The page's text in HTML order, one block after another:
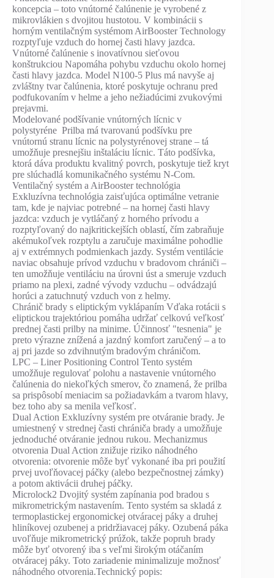
koncepcia – toto vnútorné čalúnenie je vyrobené z
mikrovlákien s dvojitou hustotou. V kombinácii s
horným ventilačným systémom AirBooster Technology
rozptyľuje vzduch do hornej časti hlavy jazdca.
Vnútorné čalúnenie s inovatívnou sieťovou
konštrukciou Napomáha pohybu vzduchu okolo hornej
časti hlavy jazdca. Model N100-5 Plus má navyše aj
zvláštny tvar čalúnenia, ktoré poskytuje ochranu pred
podfukovaním v helme a jeho nežiadúcimi zvukovými
prejavmi.
Modelované podšívanie vnútorných lícnic v
polystyréne Prilba má tvarovanú podšívku pre
vnútornú stranu lícnic na polystyrénovej strane – tá
umožňuje presnejšiu inštaláciu lícnic. Táto podšívka,
ktorá dáva produktu kvalitný povrch, poskytuje tiež kryt
pre slúchadlá komunikačného systému N-Com.
Ventilačný systém a AirBooster technológia
Exkluzívna technológia zaisťujúca optimálne vetranie
tam, kde je najviac potrebné – na hornej časti hlavy
jazdca: vzduch je vytláčaný z horného prívodu a
rozptyľovaný do najkritickejších oblastí, čím zabraňuje
akémukoľvek rozptylu a zaručuje maximálne pohodlie
aj v extrémnych podmienkach jazdy. Systém ventilácie
naviac obsahuje prívod vzduchu v bradovom chrániči –
ten umožňuje ventiláciu na úrovni úst a smeruje vzduch
priamo na plexi, zadné vývody vzduchu – odvádzajú
horúci a zatuchnutý vzduch von z helmy.
Chránič brady s eliptickým vyklápaním Vďaka rotácii s
eliptickou trajektóriou pomáha udržať celkovú veľkosť
prednej časti prilby na minime. Účinnosť "tesnenia" je
preto výrazne znížená a jazdný komfort zaručený – a to
aj pri jazde so zdvihnutým bradovým chráničom.
LPC – Liner Positioning Control Tento systém
umožňuje regulovať polohu a nastavenie vnútorného
čalúnenia do niekoľkých smerov, čo znamená, že prilba
sa prispôsobí meniacim sa požiadavkám a tvarom hlavy,
bez toho aby sa menila veľkosť.
Dual Action Exkluzívny systém pre otváranie brady. Je
umiestnený v strednej časti chrániča brady a umožňuje
jednoduché otváranie jednou rukou. Mechanizmus
otvorenia Dual Action znižuje riziko náhodného
otvorenia: otvorenie môže byť vykonané iba pri použití
prvej uvoľňovacej páčky (alebo bezpečnostnej zámky)
a potom aktivácii druhej páčky.
Microlock2 Dvojitý systém zapínania pod bradou s
mikrometrickým nastavením. Tento systém sa skladá z
termoplastickej ergonomickej otváracej páky a druhej
hliníkovej ozubenej a pridržiavacej páky. Ozubená páka
uvoľňuje mikrometrický prúžok, takže popruh brady
môže byť otvorený iba s veľmi širokým otáčaním
otváracej páky. Toto zariadenie minimalizuje možnosť
náhodného otvorenia.Technický popis: